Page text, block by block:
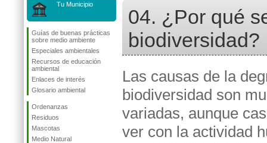
Tu Municipio
Guías de buenas prácticas
sobre medio ambiente
Especiales ambientales
Recursos de educación
ambiental
Enlaces de interés
Glosario ambiental
Ordenanzas
Residuos
Mascotas
Medio Natural
04. ¿Por qué
biodiversidad?
Las causas de la
biodiversidad son
variadas, aunque
ver con la actividad